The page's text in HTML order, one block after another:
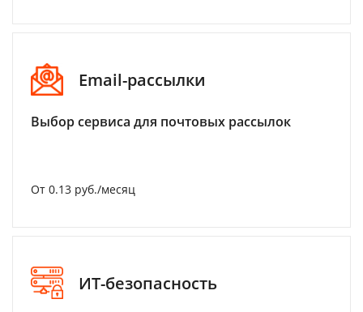
Email-рассылки
Выбор сервиса для почтовых рассылок
От 0.13 руб./месяц
ИТ-безопасность